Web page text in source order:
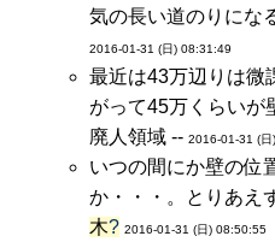
気の長い道のりにな
2016-01-31 (日) 08:31:49
最近は43万辺りは微
がって45万くらい
廃人領域 -- 2016-01-31 (
いつの間にか壁の位
か・・・。とりあえ
木? 2016-01-31 (日) 08:50:55